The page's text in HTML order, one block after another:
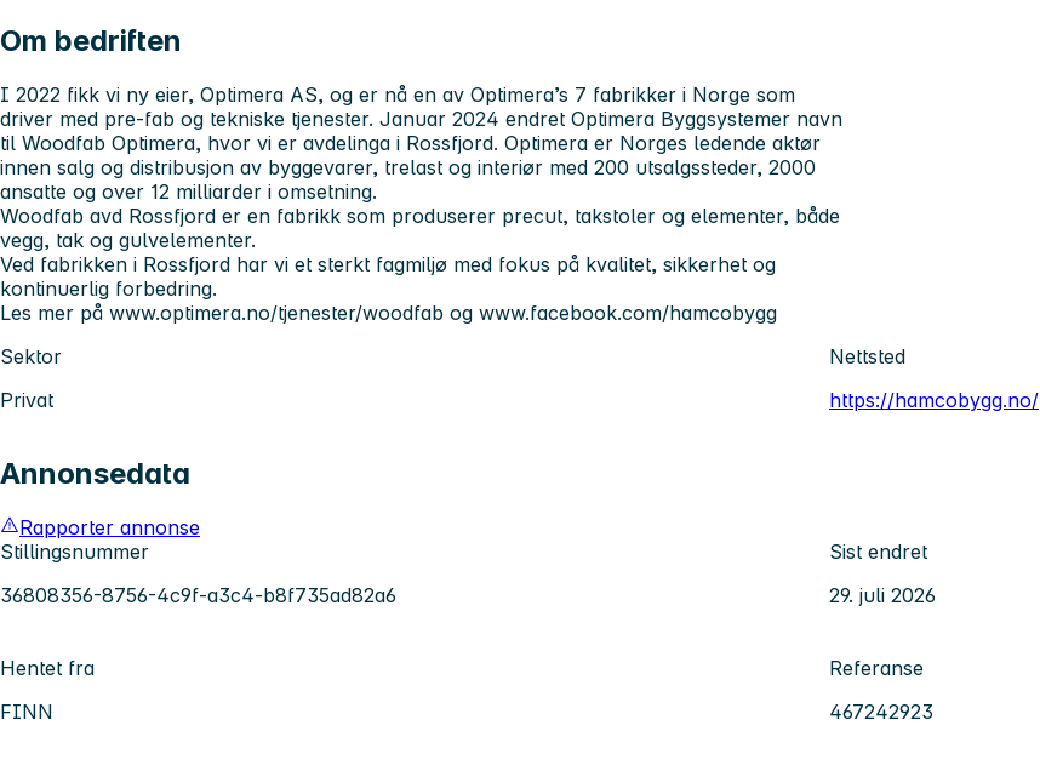
Om bedriften
I 2022 fikk vi ny eier, Optimera AS, og er nå en av Optimera’s 7 fabrikker i Norge som
driver med pre-fab og tekniske tjenester. Januar 2024 endret Optimera Byggsystemer navn
til Woodfab Optimera, hvor vi er avdelinga i Rossfjord. Optimera er Norges ledende aktør
innen salg og distribusjon av byggevarer, trelast og interiør med 200 utsalgssteder, 2000
ansatte og over 12 milliarder i omsetning.
Woodfab avd Rossfjord er en fabrikk som produserer precut, takstoler og elementer, både
vegg, tak og gulvelementer.
Ved fabrikken i Rossfjord har vi et sterkt fagmiljø med fokus på kvalitet, sikkerhet og
kontinuerlig forbedring.
Les mer på www.optimera.no/tjenester/woodfab og www.facebook.com/hamcobygg
Sektor
Privat
Nettsted
https://hamcobygg.no/
Annonsedata
Rapporter annonse
Stillingsnummer
36808356-8756-4c9f-a3c4-b8f735ad82a6
Sist endret
29. juli 2026
Hentet fra
FINN
Referanse
467242923